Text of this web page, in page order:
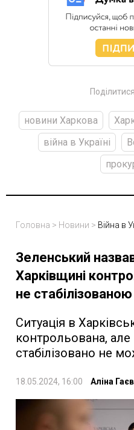
Поділитися
новини Харкова
війна в Україні
Головна > Новини > Війна в
Зеленський
Харківщині
не стабілізованою
Ситуація в
контрольована, але
стабілізовано не
18.05.2024, 16:00 Аліна